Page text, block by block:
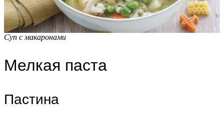
Суп с макаронами
Мелкая паста
Пастина